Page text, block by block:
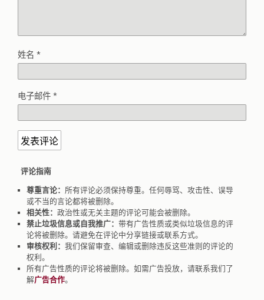
姓名 *
电子邮件 *
评论指南
尊重言论： 所有评论必须保持尊重。任何辱骂、攻击性、误导
或不当的言论都将被删除。
相关性： 政治性或无关主题的评论可能会被删除。
禁止垃圾信息或自我推广： 带有广告性质或类似垃圾信息的评
论将被删除。请避免在评论中分享链接或联系方式。
审核权利： 我们保留审查、编辑或删除违反这些准则的评论的
权利。
所有广告性质的评论将被删除。如需广告投放，请联系我们了
解广告合作。